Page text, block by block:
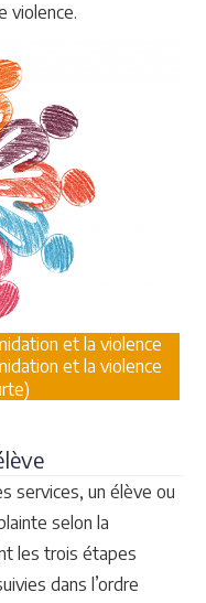
violence.
et la violence
et la violence
services, un élève ou
selon la
les trois étapes
dans l’ordre